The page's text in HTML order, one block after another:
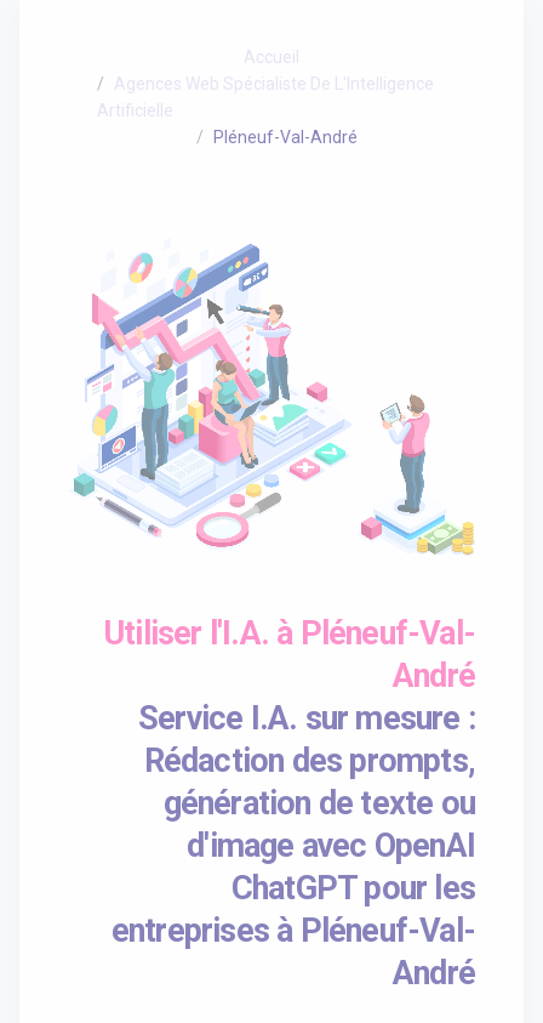
Accueil
Agences Web Spécialiste De L'Intelligence
Artificielle
Pléneuf-Val-André
Utiliser l'I.A. à Pléneuf-Val-
André
Service I.A. sur mesure :
Rédaction des prompts,
génération de texte ou
d'image avec OpenAI
ChatGPT pour les
entreprises à Pléneuf-Val-
André